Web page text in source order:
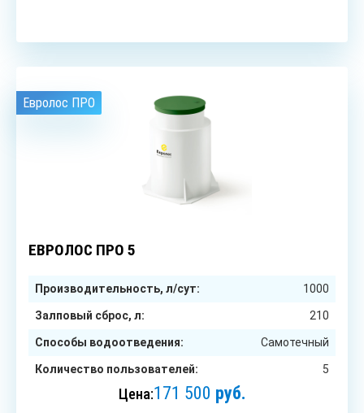
Евролос ПРО
ЕВРОЛОС ПРО 5
Производительность, л/сут: 1000
Залповый сброс, л: 210
Способы водоотведения: Самотечный
Количество пользователей: 5
Цена:171 500 руб.